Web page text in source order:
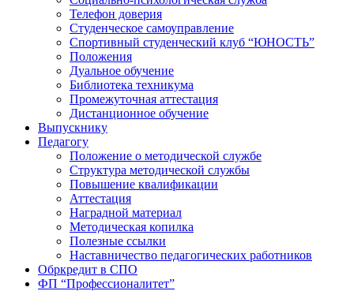
Телефон доверия
Студенческое самоуправление
Спортивный студенческий клуб “ЮНОСТЬ”
Положения
Дуальное обучение
Библиотека техникума
Промежуточная аттестация
Дистанционное обучение
Выпускнику
Педагогу
Положение о методической службе
Структура методической службы
Повышение квалификации
Аттестация
Наградной материал
Методическая копилка
Полезные ссылки
Наставничество педагогических работников
Обркредит в СПО
ФП “Профессионалитет”